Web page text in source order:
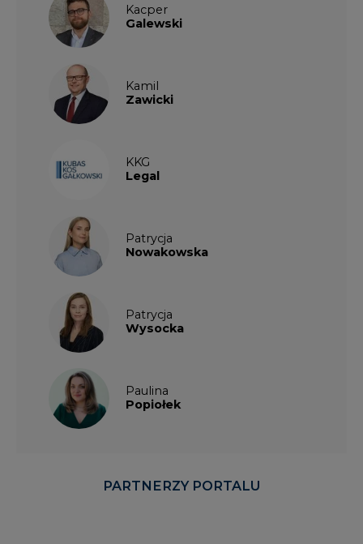
Kacper
Galewski
Kamil
Zawicki
KKG
Legal
Patrycja
Nowakowska
Patrycja
Wysocka
Paulina
Popiołek
PARTNERZY PORTALU